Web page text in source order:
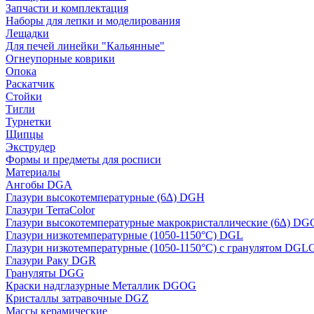
Запчасти и комплектация
Наборы для лепки и моделирования
Лещадки
Для печей линейки "Кальянные"
Огнеупорные коврики
Опока
Раскатчик
Стойки
Тигли
Турнетки
Щипцы
Экструдер
Формы и предметы для росписи
Материалы
Ангобы DGA
Глазури высокотемпературные (6∆) DGH
Глазури TerraColor
Глазури высокотемпературные макрокристаллические (6∆)
Глазури низкотемпературные (1050-1150°С) DGL
Глазури низкотемпературные (1050-1150°С) с гранулятом
Глазури Раку DGR
Грануляты DGG
Краски надглазурные Металлик DGOG
Кристаллы затравочные DGZ
Массы керамические